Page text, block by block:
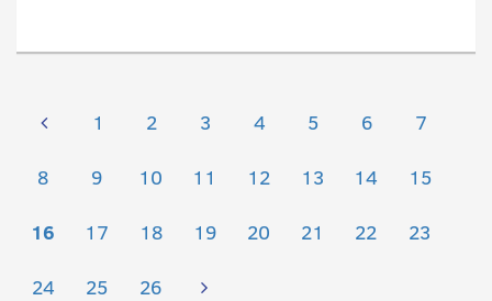
1 2 3 4 5 6 7
8 9 10 11 12 13 14 15
16 17 18 19 20 21 22 23
24 25 26